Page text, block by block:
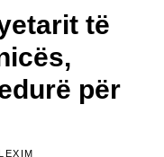
të
për